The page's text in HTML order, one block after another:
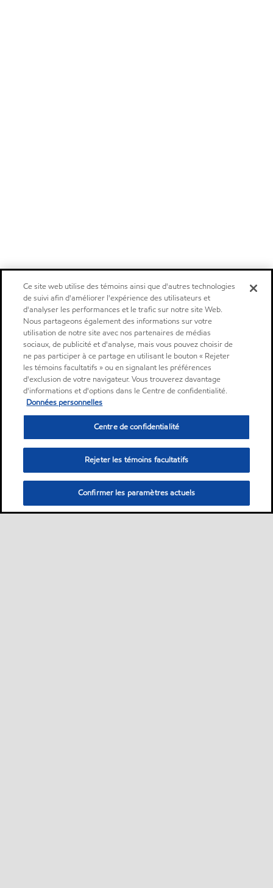
Ce site web utilise des témoins ainsi que d'autres technologies
de suivi afin d'améliorer l'expérience des utilisateurs et
d'analyser les performances et le trafic sur notre site Web.
Nous partageons également des informations sur votre
utilisation de notre site avec nos partenaires de médias
sociaux, de publicité et d'analyse, mais vous pouvez choisir de
ne pas participer à ce partage en utilisant le bouton « Rejeter
les témoins facultatifs » ou en signalant les préférences
d'exclusion de votre navigateur. Vous trouverez davantage
d'informations et d'options dans le Centre de confidentialité.
Données personnelles
Centre de confidentialité
Rejeter les témoins facultatifs
Confirmer les paramètres actuels